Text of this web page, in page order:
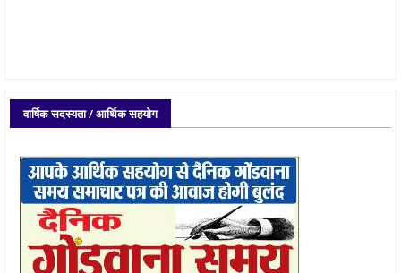
वार्षिक सदस्यता / आर्थिक सहयोग